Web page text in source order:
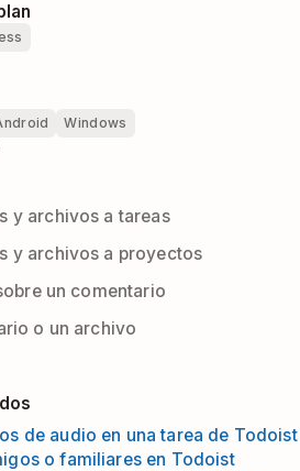
Windows
y archivos a tareas
y archivos a proyectos
un comentario
o un archivo
de audio en una tarea de Todoist
o familiares en Todoist